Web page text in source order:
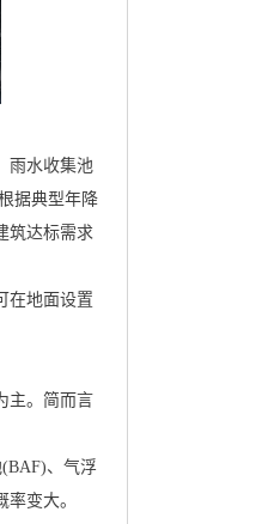
雨水收集池
据典型年降
筑达标需求
在地面设置
主。简而言
、气浮
变大。